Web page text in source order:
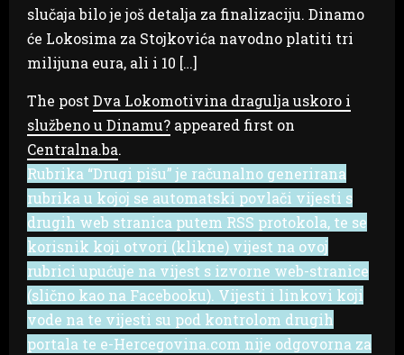
slučaja bilo je još detalja za finalizaciju. Dinamo
će Lokosima za Stojkovića navodno platiti tri
milijuna eura, ali i 10 […]
The post Dva Lokomotivina dragulja uskoro i
službeno u Dinamu? appeared first on
Centralna.ba.
Rubrika “Drugi pišu” je računalno generirana
rubrika u kojoj se automatski povlači vijesti s
drugih web stranica putem RSS protokola, te se
korisnik koji otvori (klikne) vijest na ovoj
rubrici upućuje na vijest s izvorne web-stranice
(slično kao na Facebooku). Vijesti i linkovi koji
vode na te vijesti su pod kontrolom drugih
portala te e-Hercegovina.com nije odgovorna za